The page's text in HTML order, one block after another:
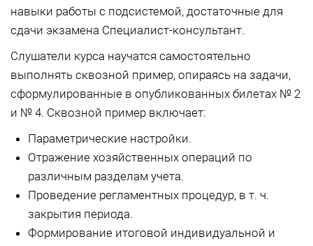
навыки работы с подсистемой, достаточные для
сдачи экзамена Специалист-консультант.
Слушатели курса научатся самостоятельно
выполнять сквозной пример, опираясь на задачи,
сформулированные в опубликованных билетах № 2
и № 4. Сквозной пример включает:
Параметрические настройки.
Отражение хозяйственных операций по
различным разделам учета.
Проведение регламентных процедур, в т. ч.
закрытия периода.
Формирование итоговой индивидуальной и